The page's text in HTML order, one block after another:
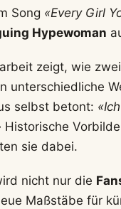
Song «Every Girl
Hypewoman
zeigt, wie
unterschiedliche
selbst betont:
Historische
sie dabei.
nicht nur die
Maßstäbe für